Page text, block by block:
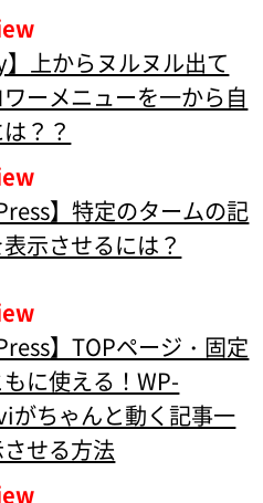
】上からヌルヌル出て
ーメニューを一から自
？？
】特定のタームの記
示させるには？
】TOPページ・固定
に使える！WP-
がちゃんと動く記事一
せる方法